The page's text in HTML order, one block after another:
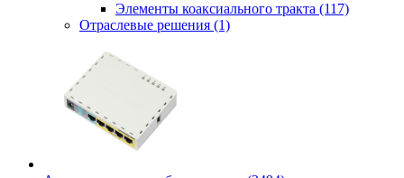
Элементы коаксиального тракта (117)
Отраслевые решения (1)